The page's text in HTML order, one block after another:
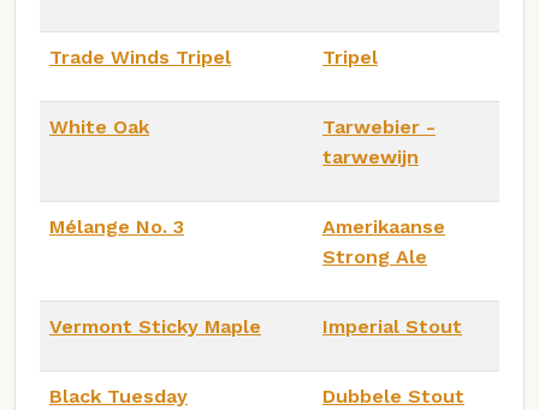
Trade Winds Tripel Tripel
White Oak
Tarwebier -
tarwewijn
Mélange No. 3
Amerikaanse
Strong Ale
Vermont Sticky Maple Imperial Stout
Black Tuesday Dubbele Stout